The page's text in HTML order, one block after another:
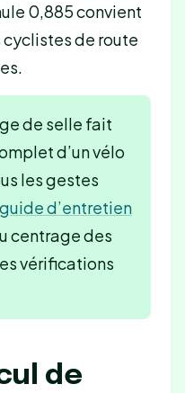
0,885 convient
de route
de selle fait
d’un vélo
les gestes
guide d’entretien
centrage des
vérifications
de